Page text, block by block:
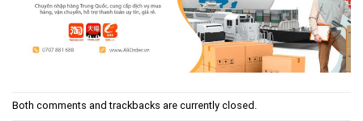
Both comments and trackbacks are currently closed.